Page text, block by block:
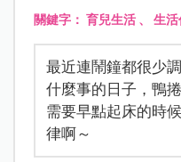
關鍵字： 育兒生活、 生活
最近連鬧鐘都很少
什麼事的日子，鴨
需要早點起床的時
律啊～